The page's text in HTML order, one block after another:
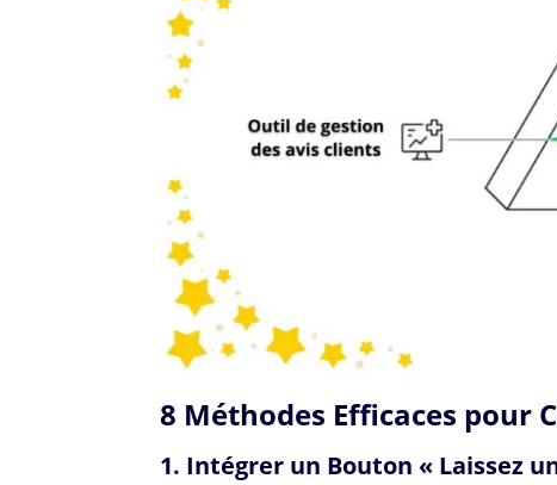
8 Méthodes Efficaces pour
1. Intégrer un Bouton « Laissez